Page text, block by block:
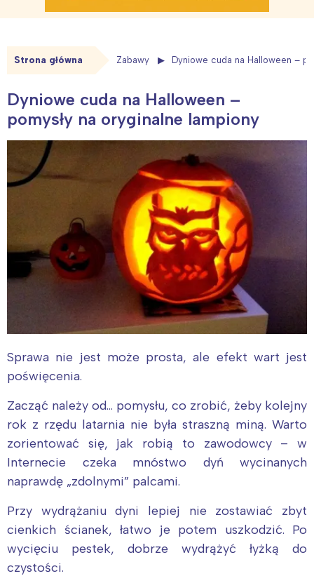
Strona główna Zabawy Dyniowe cuda na Halloween –
Dyniowe cuda na Halloween –
pomysły na oryginalne lampiony
Sprawa nie jest może prosta, ale efekt wart jest
poświęcenia.
Zacząć należy od… pomysłu, co zrobić, żeby kolejny
rok z rzędu latarnia nie była straszną miną. Warto
zorientować się, jak robią to zawodowcy – w
Internecie czeka mnóstwo dyń wycinanych
naprawdę „zdolnymi” palcami.
Przy wydrążaniu dyni lepiej nie zostawiać zbyt
cienkich ścianek, łatwo je potem uszkodzić. Po
wycięciu pestek, dobrze wydrążyć łyżką do
czystości.